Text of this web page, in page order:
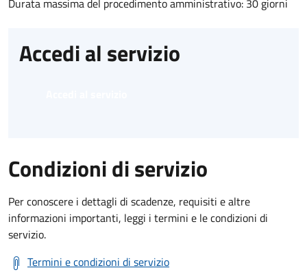
Accedi al servizio
Condizioni di servizio
Per conoscere i dettagli di scadenze, requisiti e altre
informazioni importanti, leggi i termini e le condizioni di
servizio.
Termini e condizioni di servizio